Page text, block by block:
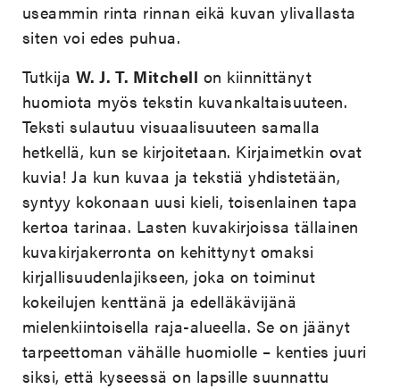
useammin rinta rinnan eikä kuvan ylivallasta
siten voi edes puhua.
Tutkija W. J. T. Mitchell on kiinnittänyt
huomiota myös tekstin kuvankaltaisuuteen.
Teksti sulautuu visuaalisuuteen samalla
hetkellä, kun se kirjoitetaan. Kirjaimetkin ovat
kuvia! Ja kun kuvaa ja tekstiä yhdistetään,
syntyy kokonaan uusi kieli, toisenlainen tapa
kertoa tarinaa. Lasten kuvakirjoissa tällainen
kuvakirjakerronta on kehittynyt omaksi
kirjallisuudenlajikseen, joka on toiminut
kokeilujen kenttänä ja edelläkävijänä
mielenkiintoisella raja-alueella. Se on jäänyt
tarpeettoman vähälle huomiolle – kenties juuri
siksi, että kyseessä on lapsille suunnattu